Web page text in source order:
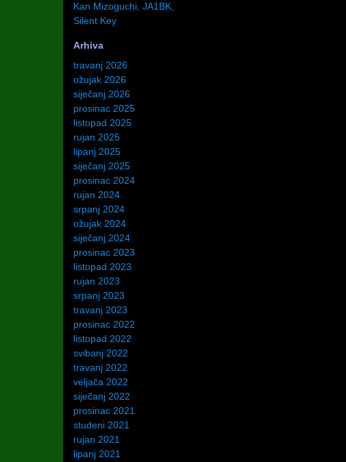
Kan Mizoguchi, JA1BK,
Silent Key
Arhiva
travanj 2026
ožujak 2026
siječanj 2026
prosinac 2025
listopad 2025
rujan 2025
lipanj 2025
siječanj 2025
prosinac 2024
rujan 2024
srpanj 2024
ožujak 2024
siječanj 2024
prosinac 2023
listopad 2023
rujan 2023
srpanj 2023
travanj 2023
prosinac 2022
listopad 2022
svibanj 2022
travanj 2022
veljača 2022
siječanj 2022
prosinac 2021
studeni 2021
rujan 2021
lipanj 2021